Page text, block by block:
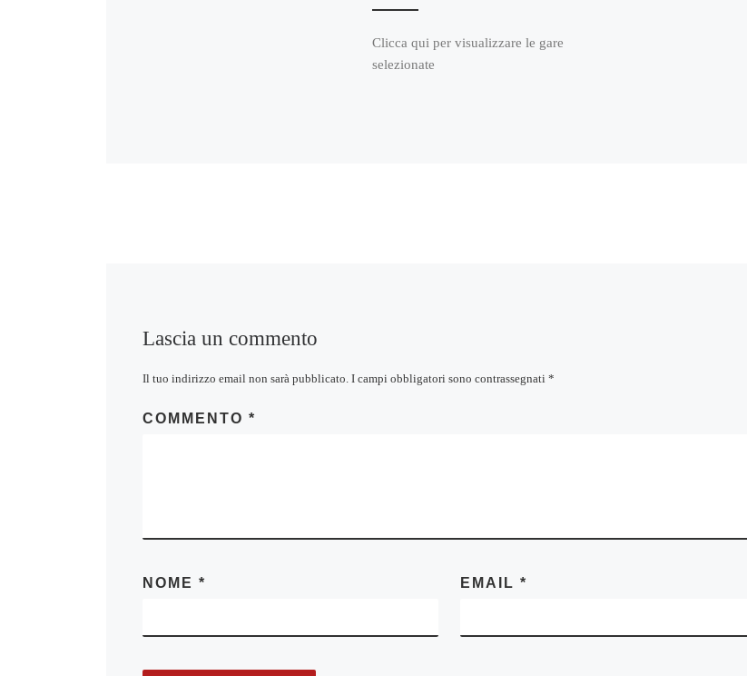
Clicca qui per visualizzare le gare
selezionate
Lascia un commento
Il tuo indirizzo email non sarà pubblicato. I campi obbligatori sono contrassegnati *
COMMENTO *
NOME * EMAIL *